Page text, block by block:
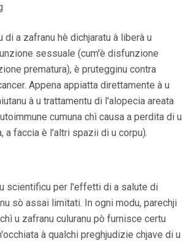
di a zafranu hè dichjaratu à liberà u
sessuale (cum'è disfunzione
prematura), è prutegginu contra
Appena appiatta direttamente à u
à u trattamentu di l'alopecia areata
cumuna chì causa a perdita di u
a faccia è l'altri spazii di u corpu).
scientificu per l'effetti di a salute di
sò assai limitati. In ogni modu, parechji
u zafranu culuranu pò furnisce certu
à qualchi preghjudizie chjave di u